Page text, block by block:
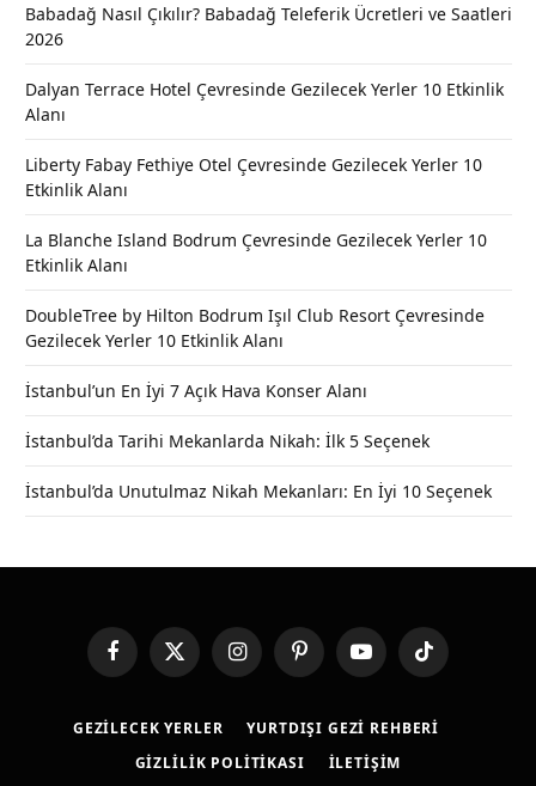
Babadağ Nasıl Çıkılır? Babadağ Teleferik Ücretleri ve Saatleri
2026
Dalyan Terrace Hotel Çevresinde Gezilecek Yerler 10 Etkinlik
Alanı
Liberty Fabay Fethiye Otel Çevresinde Gezilecek Yerler 10
Etkinlik Alanı
La Blanche Island Bodrum Çevresinde Gezilecek Yerler 10
Etkinlik Alanı
DoubleTree by Hilton Bodrum Işıl Club Resort Çevresinde
Gezilecek Yerler 10 Etkinlik Alanı
İstanbul’un En İyi 7 Açık Hava Konser Alanı
İstanbul’da Tarihi Mekanlarda Nikah: İlk 5 Seçenek
İstanbul’da Unutulmaz Nikah Mekanları: En İyi 10 Seçenek
FacebookX
(Twitter)
InstagramPinterestYouTubeTikTok
GEZILECEK YERLER
YURTDIŞI GEZI REHBERI
GIZLILIK POLITIKASI
İLETIŞIM